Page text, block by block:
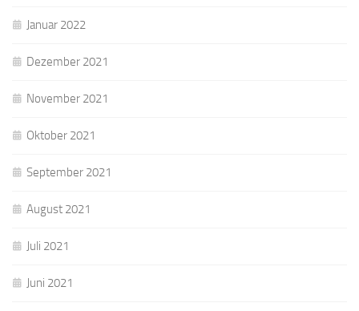
Januar 2022
Dezember 2021
November 2021
Oktober 2021
September 2021
August 2021
Juli 2021
Juni 2021